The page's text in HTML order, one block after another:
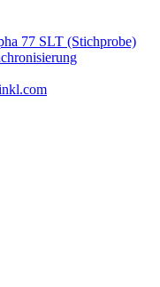
77 SLT (Stichprobe)